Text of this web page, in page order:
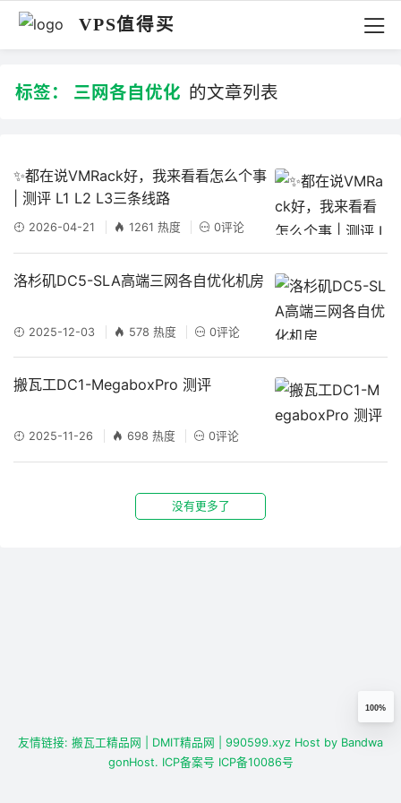
VPS值得买
标签： 三网各自优化 的文章列表
✨都在说VMRack好，我来看看怎么个事
| 测评 L1 L2 L3三条线路
2026-04-21 1261 热度 0评论
洛杉矶DC5-SLA高端三网各自优化机房
2025-12-03 578 热度 0评论
搬瓦工DC1-MegaboxPro 测评
2025-11-26 698 热度 0评论
没有更多了
100%
友情链接: 搬瓦工精品网 | DMIT精品网 | 990599.xyz Host by Bandwa
gonHost. ICP备案号 ICP备10086号